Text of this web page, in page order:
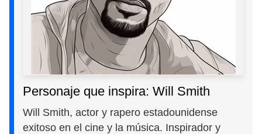
Personaje que inspira: Will Smith
Will Smith, actor y rapero estadounidense
exitoso en el cine y la música. Inspirador y